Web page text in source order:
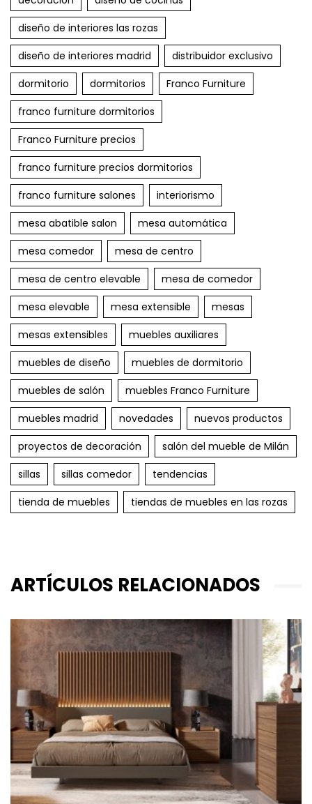
diseño de interiores las rozas
diseño de interiores madrid
distribuidor exclusivo
dormitorio
dormitorios
Franco Furniture
franco furniture dormitorios
Franco Furniture precios
franco furniture precios dormitorios
franco furniture salones
interiorismo
mesa abatible salon
mesa automática
mesa comedor
mesa de centro
mesa de centro elevable
mesa de comedor
mesa elevable
mesa extensible
mesas
mesas extensibles
muebles auxiliares
muebles de diseño
muebles de dormitorio
muebles de salón
muebles Franco Furniture
muebles madrid
novedades
nuevos productos
proyectos de decoración
salón del mueble de Milán
sillas
sillas comedor
tendencias
tienda de muebles
tiendas de muebles en las rozas
ARTÍCULOS RELACIONADOS